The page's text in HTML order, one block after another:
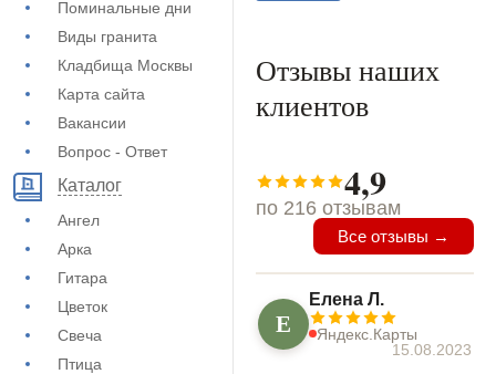
Поминальные дни
Виды гранита
Кладбища Москвы
Карта сайта
Вакансии
Вопрос - Ответ
Каталог
Ангел
Арка
Гитара
Цветок
Свеча
Птица
Отзывы наших
клиентов
4,9
по 216 отзывам
Все отзывы →
Е
Елена Л.
Яндекс.Карты
15.08.2023